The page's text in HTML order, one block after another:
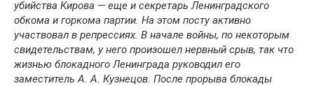
убийства Кирова — еще и секретарь Ленинградского
обкома и горкома партии. На этом посту активно
участвовал в репрессиях. В начале войны, по некоторым
свидетельствам, у него произошел нервный срыв, так что
жизнью блокадного Ленинграда руководил его
заместитель А. А. Кузнецов. После прорыва блокады